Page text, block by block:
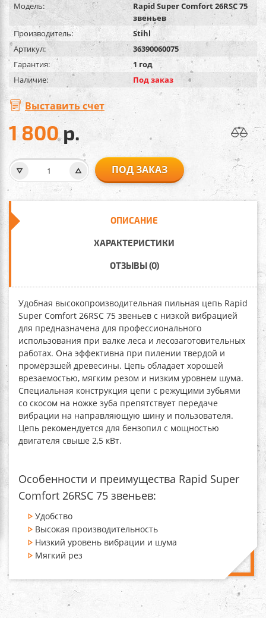
Модель:
Rapid Super Comfort 26RSC 75
звеньев
Производитель:
Stihl
Артикул:
36390060075
Гарантия:
1 год
Наличие:
Под заказ
Выставить счет
1 800р.
ПОД ЗАКАЗ
ОПИСАНИЕ
ХАРАКТЕРИСТИКИ
ОТЗЫВЫ (0)
Удобная высокопроизводительная пильная цепь Rapid
Super Comfort 26RSC 75 звеньев с низкой вибрацией
для предназначена для профессионального
использования при валке леса и лесозаготовительных
работах. Она эффективна при пилении твердой и
промёрзшей древесины. Цепь обладает хорошей
врезаемостью, мягким резом и низким уровнем шума.
Специальная конструкция цепи с режущими зубьями
со скосом на ножке зуба препятствует передаче
вибрации на направляющую шину и пользователя.
Цепь рекомендуется для бензопил с мощностью
двигателя свыше 2,5 кВт.
Особенности и преимущества Rapid Super
Comfort 26RSC 75 звеньев:
Удобство
Высокая производительность
Низкий уровень вибрации и шума
Мягкий рез